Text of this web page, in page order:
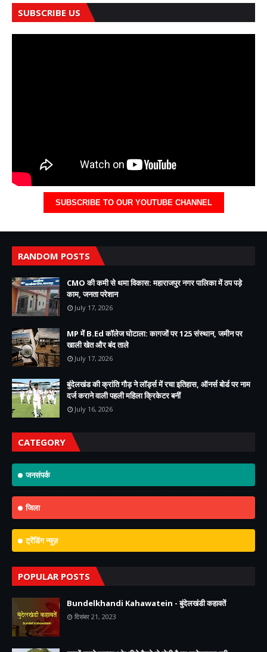
SUBSCRIBE US
SUBSCRIBE TO OUR YOUTUBE CHANNEL
RANDOM POSTS
CMO की कमी से थमा विकास: महाराजपुर नगर पालिका में ठप पड़े
काम, जनता परेशान
July 17, 2026
MP में B.Ed कॉलेज घोटाला: कागजों पर 125 संस्थान, जमीन पर
खाली खेत और बंद ताले
July 17, 2026
बुंदेलखंड की क्रांति गौड़ ने लॉर्ड्स में रचा इतिहास, ऑनर्स बोर्ड पर नाम
दर्ज कराने वाली पहली महिला क्रिकेटर बनीं
July 16, 2026
CATEGORY
जनसंपर्क
जिला
ट्रेंडिंग न्यूज़
POPULAR POSTS
Bundelkhandi Kahawatein - बुंदेलखंडी कहावतें
दिसंबर 21, 2023